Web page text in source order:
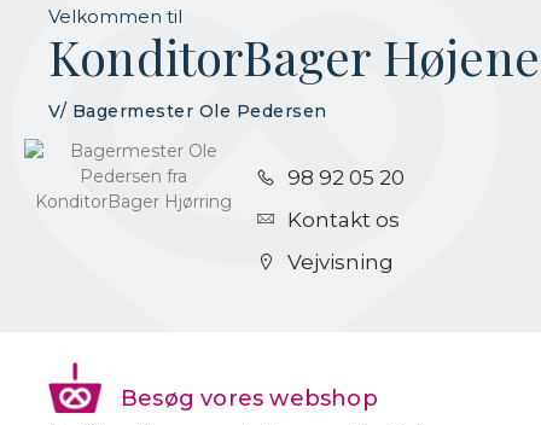
Velkommen til
KonditorBager Højene
V/ Bagermester Ole Pedersen
98 92 05 20
Kontakt os
Vejvisning
Besøg vores webshop